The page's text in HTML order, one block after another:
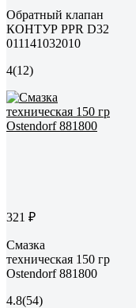
Обратный клапан
КОНТУР PPR D32
011141032010
4(12)
321 ₽
Смазка
техническая 150 гр
Ostendorf 881800
4.8(54)